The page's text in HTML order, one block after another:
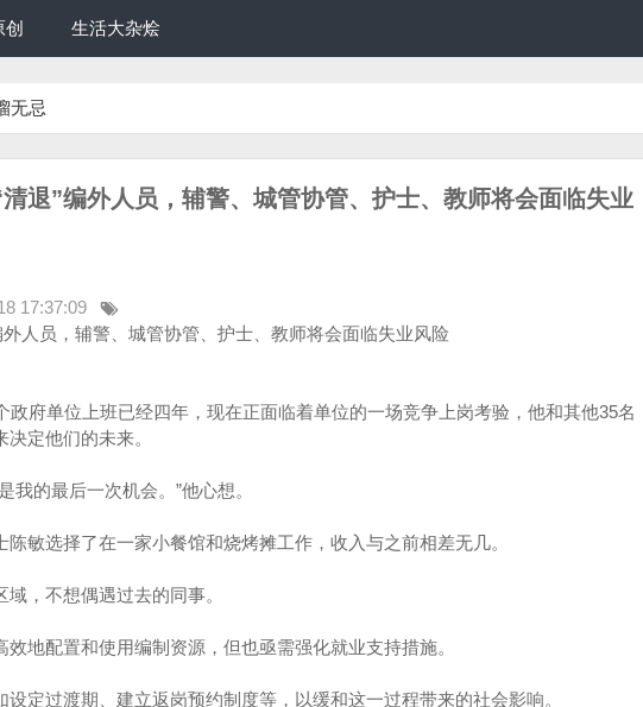
生活大杂烩
无忌
退”编外人员，辅警、城管协管、护士、教师将会面临失业
17:37:09
人员，辅警、城管协管、护士、教师将会面临失业风险
政府单位上班已经四年，现在正面临着单位的一场竞争上岗考验，他和其他35名
定他们的未来。
我的最后一次机会。”他心想。
敏选择了在一家小餐馆和烧烤摊工作，收入与之前相差无几。
，不想偶遇过去的同事。
地配置和使用编制资源，但也亟需强化就业支持措施。
定过渡期、建立返岗预约制度等，以缓和这一过程带来的社会影响。